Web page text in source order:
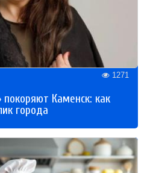
1271
Каменск: как
города